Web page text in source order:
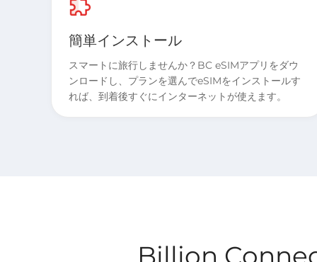
簡単インストール
スマートに旅行しませんか？BC eSIMアプリをダウ
ンロードし、プランを選んでeSIMをインストールす
れば、到着後すぐにインターネットが使えます。
Billion